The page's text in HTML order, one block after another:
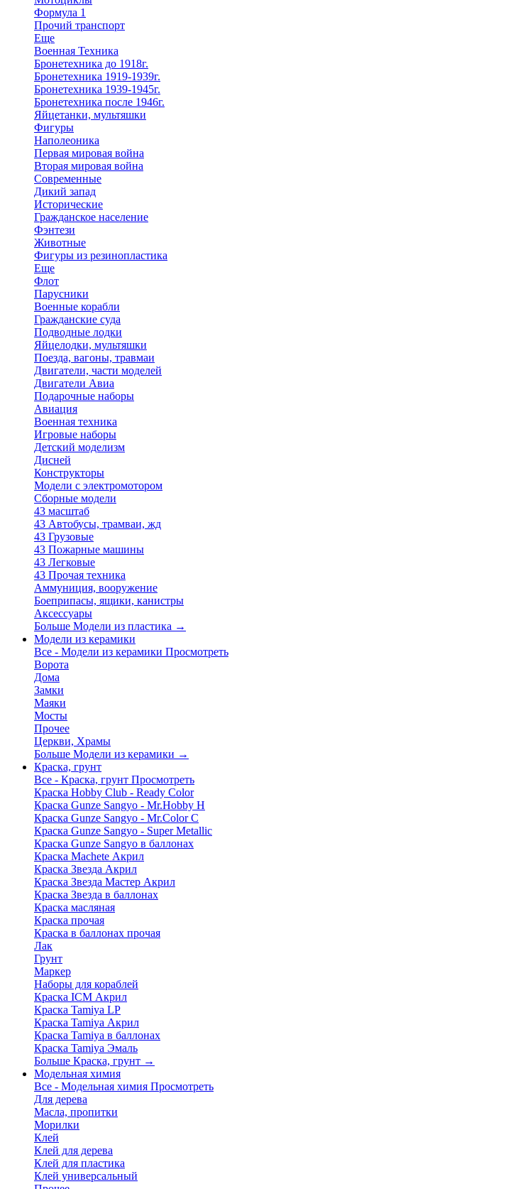
Формула 1
Прочий транспорт
Еще
Военная Техника
Бронетехника до 1918г.
Бронетехника 1919-1939г.
Бронетехника 1939-1945г.
Бронетехника после 1946г.
Яйцетанки, мультяшки
Фигуры
Наполеоника
Первая мировая война
Вторая мировая война
Современные
Дикий запад
Исторические
Гражданское население
Фэнтези
Животные
Фигуры из резинопластика
Еще
Флот
Парусники
Военные корабли
Гражданские суда
Подводные лодки
Яйцелодки, мультяшки
Поезда, вагоны, травмаи
Двигатели, части моделей
Двигатели Авиа
Подарочные наборы
Авиация
Военная техника
Игровые наборы
Детский моделизм
Дисней
Конструкторы
Модели с электромотором
Сборные модели
43 масштаб
43 Автобусы, трамваи, жд
43 Грузовые
43 Пожарные машины
43 Легковые
43 Прочая техника
Аммуниция, вооружение
Боеприпасы, ящики, канистры
Аксессуары
Больше Модели из пластика →
Модели из керамики
Все - Модели из керамики Просмотреть
Ворота
Дома
Замки
Маяки
Мосты
Прочее
Церкви, Храмы
Больше Модели из керамики →
Краска, грунт
Все - Краска, грунт Просмотреть
Краска Hobby Club - Ready Color
Краска Gunze Sangyo - Mr.Hobby H
Краска Gunze Sangyo - Mr.Color C
Краска Gunze Sangyo - Super Metallic
Краска Gunze Sangyo в баллонах
Краска Machete Акрил
Краска Звезда Акрил
Краска Звезда Мастер Акрил
Краска Звезда в баллонах
Краска масляная
Краска прочая
Краска в баллонах прочая
Лак
Грунт
Маркер
Наборы для кораблей
Краска ICM Акрил
Краска Tamiya LP
Краска Tamiya Акрил
Краска Tamiya в баллонах
Краска Tamiya Эмаль
Больше Краска, грунт →
Модельная химия
Все - Модельная химия Просмотреть
Для дерева
Масла, пропитки
Морилки
Клей
Клей для дерева
Клей для пластика
Клей универсальный